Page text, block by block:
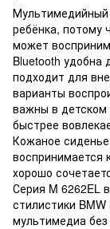
Мультимедийный
ребёнка, потому
может
Bluetooth удобна
подходит для
варианты
важны в детском
быстрее
Кожаное сиденье
воспринимается
хорошо
Серия M 6262EL
стилистики
мультимедиа